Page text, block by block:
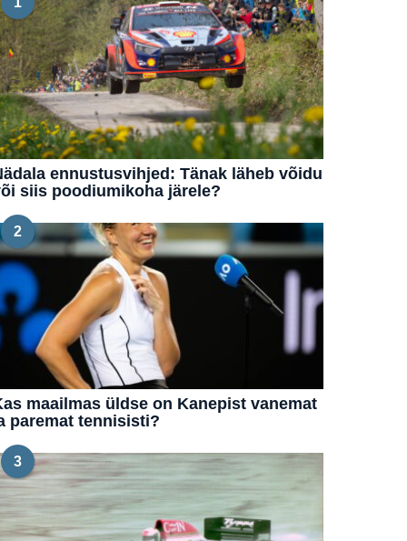
ennustusvihjed: Tänak läheb võidu
siis poodiumikoha järele?
2
maailmas üldse on Kanepist vanemat
paremat tennisisti?
3